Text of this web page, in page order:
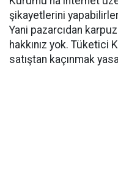
şikayetlerini
Yani pazarcıdan
hakkınız yok. Tüketici
satıştan kaçınmak